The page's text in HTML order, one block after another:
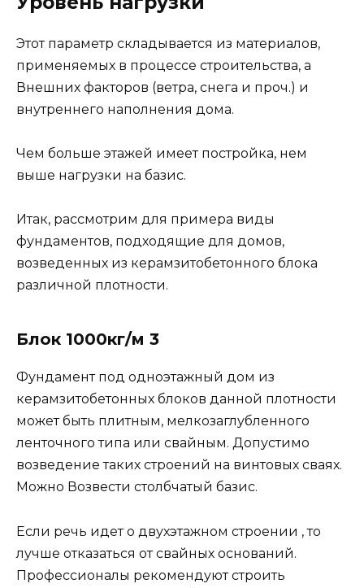
Этот параметр складывается из материалов,
применяемых в процессе строительства, а
Внешних факторов (ветра, снега и проч.) и
внутреннего наполнения дома.
Чем больше этажей имеет постройка, нем
выше нагрузки на базис.
Итак, рассмотрим для примера виды
фундаментов, подходящие для домов,
возведенных из керамзитобетонного блока
различной плотности.
Блок 1000кг/м 3
Фундамент под одноэтажный дом из
керамзитобетонных блоков данной плотности
может быть плитным, мелкозаглубленного
ленточного типа или свайным. Допустимо
возведение таких строений на винтовых сваях.
Можно Возвести столбчатый базис.
Если речь идет о двухэтажном строении , то
лучше отказаться от свайных оснований.
Профессионалы рекомендуют строить